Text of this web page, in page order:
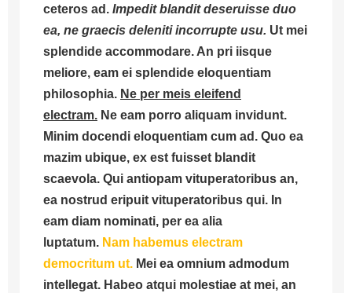
ceteros ad. Impedit blandit deseruisse duo
ea, ne graecis deleniti incorrupte usu. Ut mei
splendide accommodare. An pri iisque
meliore, eam ei splendide eloquentiam
philosophia. Ne per meis eleifend
electram. Ne eam porro aliquam invidunt.
Minim docendi eloquentiam cum ad. Quo ea
mazim ubique, ex est fuisset blandit
scaevola. Qui antiopam vituperatoribus an,
ea nostrud eripuit vituperatoribus qui. In
eam diam nominati, per ea alia
luptatum. Nam habemus electram
democritum ut. Mei ea omnium admodum
intellegat. Habeo atqui molestiae at mei, an